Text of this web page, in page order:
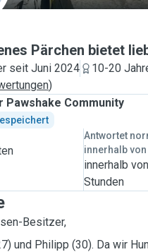
Pärchen bietet
seit Juni 2024
10-20
)
Pawshake Community
Antwortet
innerhalb von
innerhalb
Stunden
Besitzer,
und Philipp (30). Da wir